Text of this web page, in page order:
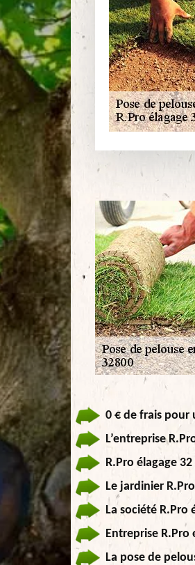
0 € de frais pour
L’entreprise
R.Pro élagage
Le jardinier
La société
Entreprise R.Pro
La pose de